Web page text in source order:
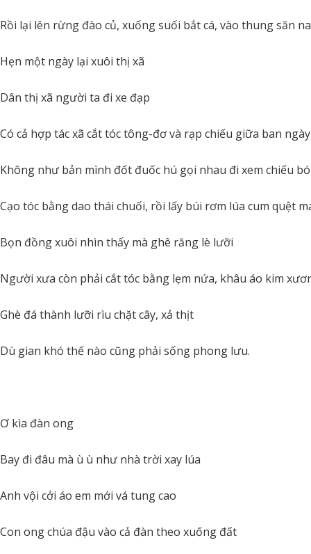
Rồi lại lên rừng đào củ, xuống suối bắt cá, vào thung săn
Hẹn một ngày lại xuôi thị xã
Dân thị xã người ta đi xe đạp
Có cả hợp tác xã cắt tóc tông-đơ và rạp chiếu giữa ban ngày
Không như bản mình đốt đuốc hú gọi nhau đi xem chiếu
Cạo tóc bằng dao thái chuối, rồi lấy búi rơm lúa cum quệt
Bọn đồng xuôi nhìn thấy mà ghê răng lè lưỡi
Người xưa còn phải cắt tóc bằng lẹm nứa, khâu áo kim
Ghè đá thành lưỡi rìu chặt cây, xả thịt
Dù gian khó thế nào cũng phải sống phong lưu.
Ơ kìa đàn ong
Bay đi đâu mà ù ù như nhà trời xay lúa
Anh vội cởi áo em mới vá tung cao
Con ong chúa đậu vào cả đàn theo xuống đất